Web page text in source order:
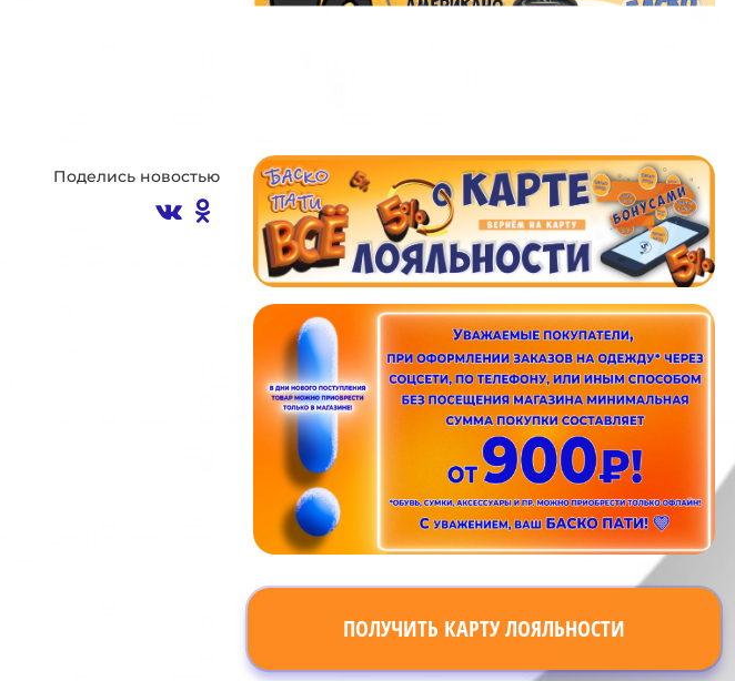
Поделись новостью
ПОЛУЧИТЬ КАРТУ ЛОЯЛЬНОСТИ